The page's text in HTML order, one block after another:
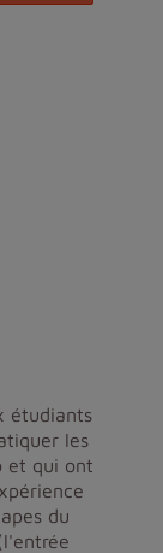
étudiants
les
et qui ont
du